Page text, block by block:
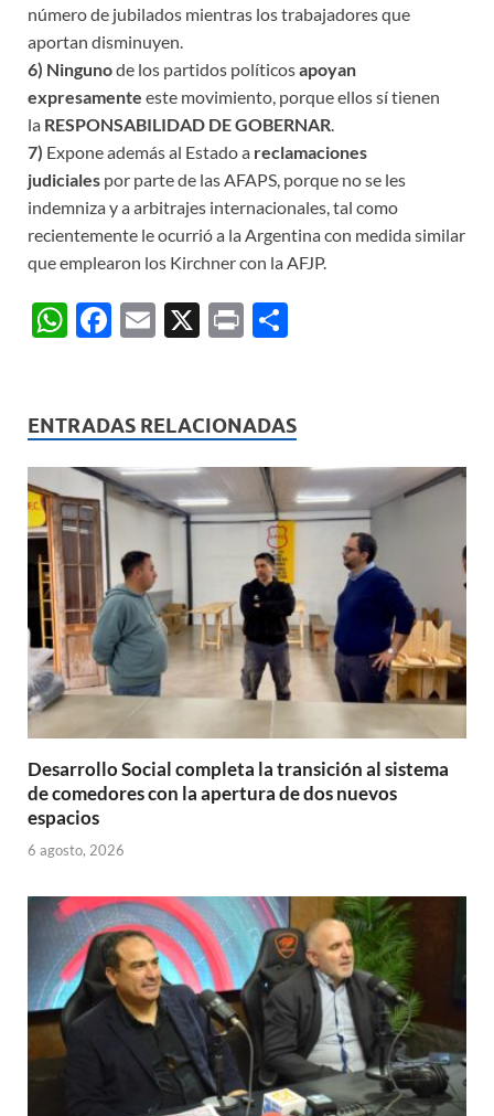
número de jubilados mientras los trabajadores que
aportan disminuyen.
6) Ningunode los partidos políticosapoyan
expresamente este movimiento, porque ellos sí tienen
la RESPONSABILIDAD DE GOBERNAR.
7) Expone además al Estado a reclamaciones
judiciales por parte de las AFAPS, porque no se les
indemniza y a arbitrajes internacionales, tal como
recientemente le ocurrió a la Argentina con medida similar
que emplearon los Kirchner con la AFJP.
W
s
A
p
p
F
b
o
o
E
X
P
p
ar
ti
r
ENTRADAS RELACIONADAS
Desarrollo Social completa la transición al sistema
de comedores con la apertura de dos nuevos
espacios
6 agosto, 2026